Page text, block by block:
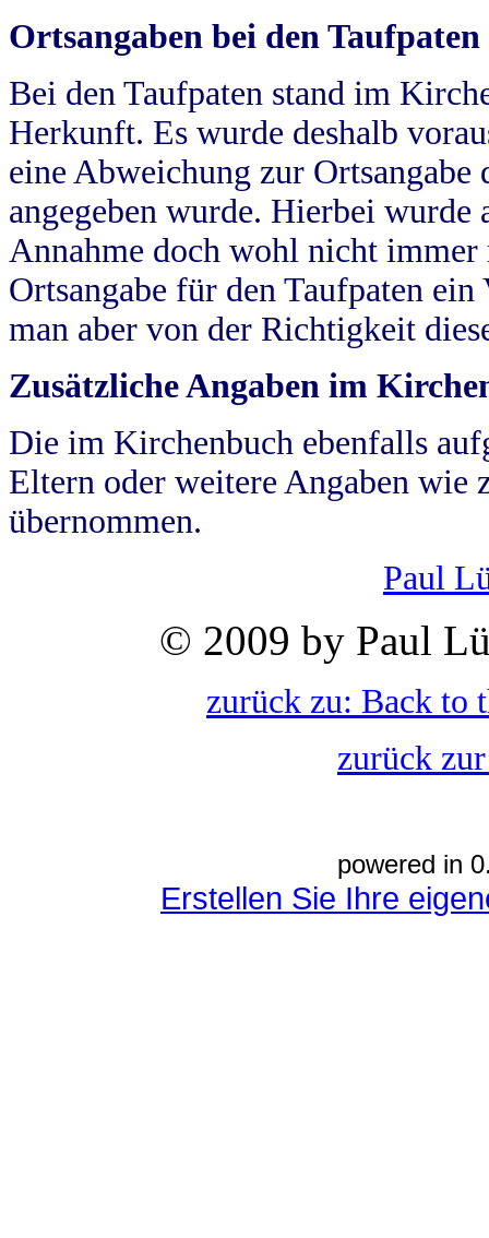
Ortsangaben bei den Taufpaten
Bei den Taufpaten stand im
Herkunft. Es wurde deshalb
eine Abweichung zur
angegeben wurde. Hierbei wurde
Annahme doch wohl nicht
Ortsangabe für den Taufpaten
man aber von der Richtigkeit
Zusätzliche Angaben im
Die im Kirchenbuch ebenfalls
Eltern oder weitere Angaben wie
übernommen.
Paul
© 2009 by Paul
zurück zu: Back to
zurück
powered in
Erstellen Sie Ihre